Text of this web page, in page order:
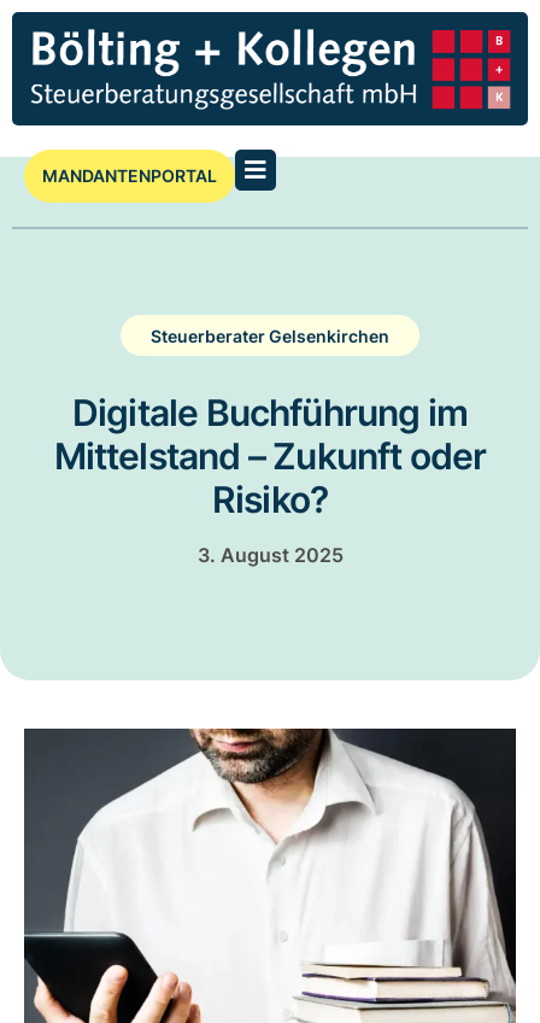
MANDANTENPORTAL
Steuerberater Gelsenkirchen
Digitale Buchführung im
Mittelstand – Zukunft oder
Risiko?
3. August 2025